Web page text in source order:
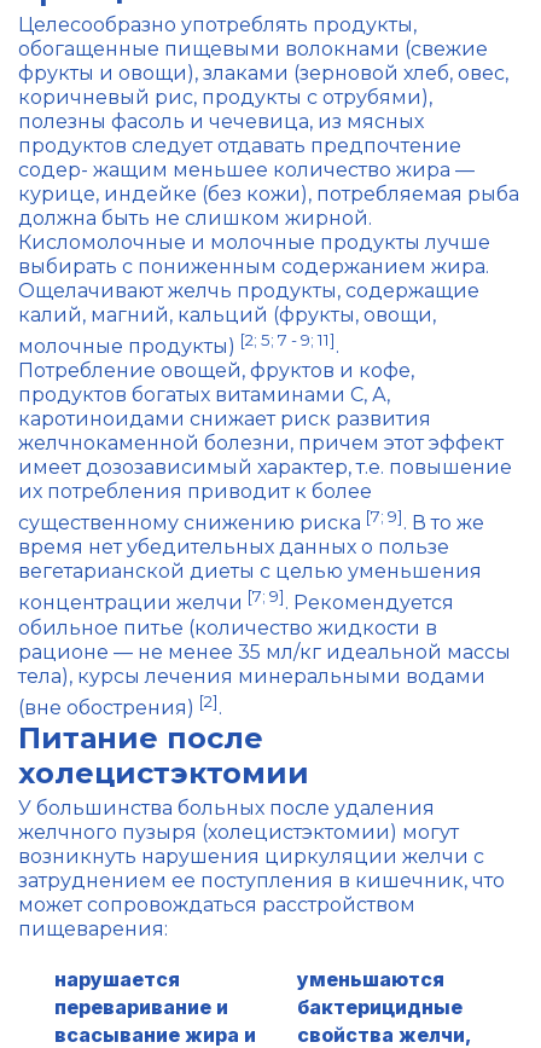
Целесообразно употреблять продукты,
обогащенные пищевыми волокнами (свежие
фрукты и овощи), злаками (зерновой хлеб, овес,
коричневый рис, продукты с отрубями),
полезны фасоль и чечевица, из мясных
продуктов следует отдавать предпочтение
содер- жащим меньшее количество жира —
курице, индейке (без кожи), потребляемая рыба
должна быть не слишком жирной.
Кисломолочные и молочные продукты лучше
выбирать с пониженным содержанием жира.
Ощелачивают желчь продукты, содержащие
калий, магний, кальций (фрукты, овощи,
молочные продукты) [2; 5; 7 - 9; 11].
Потребление овощей, фруктов и кофе,
продуктов богатых витаминами С, А,
каротиноидами снижает риск развития
желчнокаменной болезни, причем этот эффект
имеет дозозависимый характер, т.е. повышение
их потребления приводит к более
существенному снижению риска [7; 9]. В то же
время нет убедительных данных о пользе
вегетарианской диеты с целью уменьшения
концентрации желчи [7; 9]. Рекомендуется
обильное питье (количество жидкости в
рационе — не менее 35 мл/кг идеальной массы
тела), курсы лечения минеральными водами
(вне обострения) [2].
Питание после
холецистэктомии
У большинства больных после удаления
желчного пузыря (холецистэктомии) могут
возникнуть нарушения циркуляции желчи с
затруднением ее поступления в кишечник, что
может сопровождаться расстройством
пищеварения:
нарушается
переваривание и
всасывание жира и
уменьшаются
бактерицидные
свойства желчи,